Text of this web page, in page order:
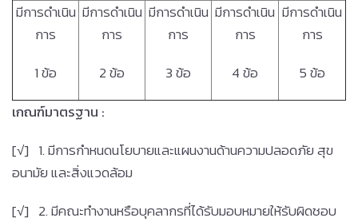
มีการดำเนิน
การ
1 ข้อ
มีการดำเนิน
การ
2 ข้อ
มีการดำเนิน
การ
3 ข้อ
มีการดำเนิน
การ
4 ข้อ
มีการดำเนิน
การ
5 ข้อ
เกณฑ์มาตรฐาน :
[√] 1. มีการกำหนดนโยบายและแผนงานด้านความปลอดภัย สุข
อนามัย และสิ่งแวดล้อม
[√] 2. มีคณะทำงานหรือบุคลากรที่ได้รับมอบหมายให้รับผิดชอบ